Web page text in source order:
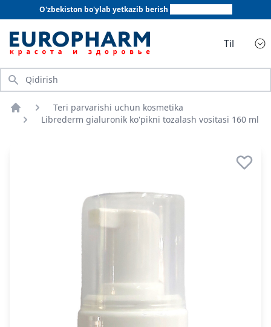
O'zbekiston bo'ylab yetkazib berish
Til
Qidirish
Bosh sahifa
Teri parvarishi uchun kosmetika
Librederm gialuronik ko'pikni tozalash vositasi 160 ml